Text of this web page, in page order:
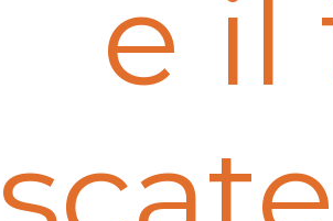
e il